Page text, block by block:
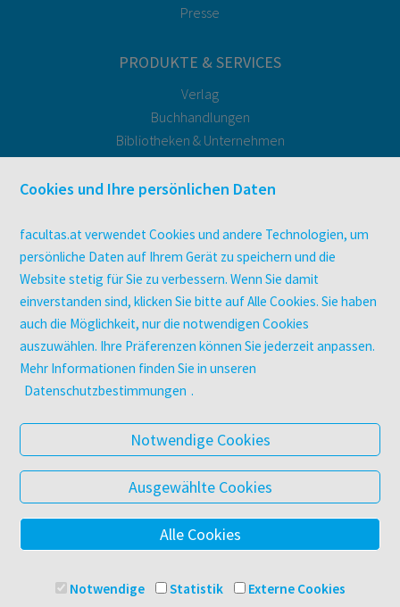
Presse
PRODUKTE & SERVICES
Verlag
Buchhandlungen
Bibliotheken & Unternehmen
Druckerei facultas druckt.
Zeitschriften
Digitale Angebote
UNTERNEHMEN
Über facultas
facultas Kooperationen
Arbeiten bei facultas
Datenschutz & Cookies
AGB
Barrierefreiheit
© 2025 Facultas Verlags- und Buchhandels AG
Cookies und Ihre persönlichen Daten
facultas.at verwendet Cookies und andere Technologien, um
persönliche Daten auf Ihrem Gerät zu speichern und die
Website stetig für Sie zu verbessern. Wenn Sie damit
einverstanden sind, klicken Sie bitte auf Alle Cookies. Sie haben
auch die Möglichkeit, nur die notwendigen Cookies
auszuwählen. Ihre Präferenzen können Sie jederzeit anpassen.
Mehr Informationen finden Sie in unseren
Datenschutzbestimmungen .
Notwendige Cookies
Ausgewählte Cookies
Alle Cookies
Notwendige Statistik Externe Cookies